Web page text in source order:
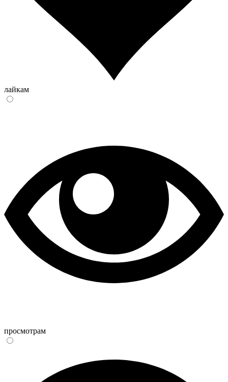
лайкам
просмотрам